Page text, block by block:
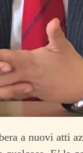
a nuovi atti